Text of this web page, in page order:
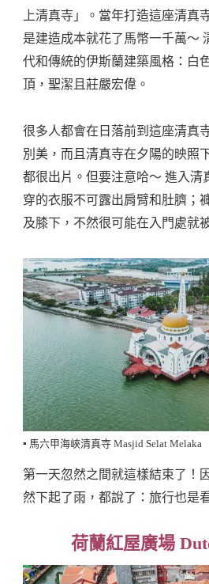
上清真寺」。當年打造這座清真
是建造成本就花了馬幣一千萬～
代和傳統的伊斯蘭建築風格：白
頂，聖潔且莊嚴宏偉。
很多人都會在日落前到這座清真
別美，而且清真寺在夕陽的映照
都很出片。但要注意哈～ 進入清
穿的衣服不可露出肩臂和肚臍；
及膝下，不然很可能在入門處就
▪️ 馬六甲海峽清真寺 Masjid Selat Melaka
第一天忽然之間就這樣結束了！
然下起了雨，都說了：旅行也是
荷蘭紅屋廣場